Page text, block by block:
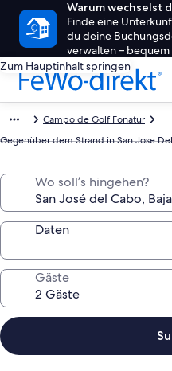
Warum wechselst
Finde eine
du deine
verwalten –
Zum Hauptinhalt springen
Campo de Golf Fonatur
Gegenüber dem Strand in San Jose
Wo soll’s hingehen?
Daten
Gäste